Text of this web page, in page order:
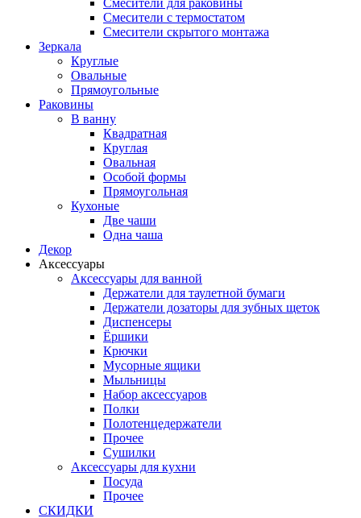
Смесители для раковины
Смесители с термостатом
Смесители скрытого монтажа
Зеркала
Круглые
Овальные
Прямоугольные
Раковины
В ванну
Квадратная
Круглая
Овальная
Особой формы
Прямоугольная
Кухоные
Две чаши
Одна чаша
Декор
Аксессуары
Аксессуары для ванной
Держатели для таулетной бумаги
Держатели дозаторы для зубных щеток
Диспенсеры
Ёршики
Крючки
Мусорные ящики
Мыльницы
Набор аксессуаров
Полки
Полотенцедержатели
Прочее
Сушилки
Аксессуары для кухни
Посуда
Прочее
СКИДКИ